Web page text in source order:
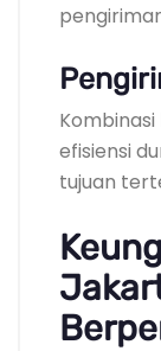
efisiensi
tujuan